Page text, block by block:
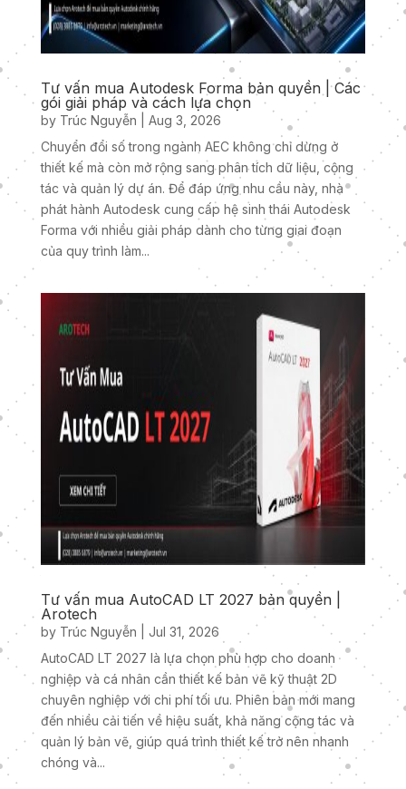
Tư vấn mua Autodesk Forma bản quyền | Các
gói giải pháp và cách lựa chọn
by Trúc Nguyễn
Aug 3, 2026
Chuyển đổi số trong ngành AEC không chỉ dừng ở
thiết kế mà còn mở rộng sang phân tích dữ liệu, cộng
tác và quản lý dự án. Để đáp ứng nhu cầu này, nhà
phát hành Autodesk cung cấp hệ sinh thái Autodesk
Forma với nhiều giải pháp dành cho từng giai đoạn
của quy trình làm...
Tư vấn mua AutoCAD LT 2027 bản quyền |
Arotech
by Trúc Nguyễn
Jul 31, 2026
AutoCAD LT 2027 là lựa chọn phù hợp cho doanh
nghiệp và cá nhân cần thiết kế bản vẽ kỹ thuật 2D
chuyên nghiệp với chi phí tối ưu. Phiên bản mới mang
đến nhiều cải tiến về hiệu suất, khả năng cộng tác và
quản lý bản vẽ, giúp quá trình thiết kế trở nên nhanh
chóng và...